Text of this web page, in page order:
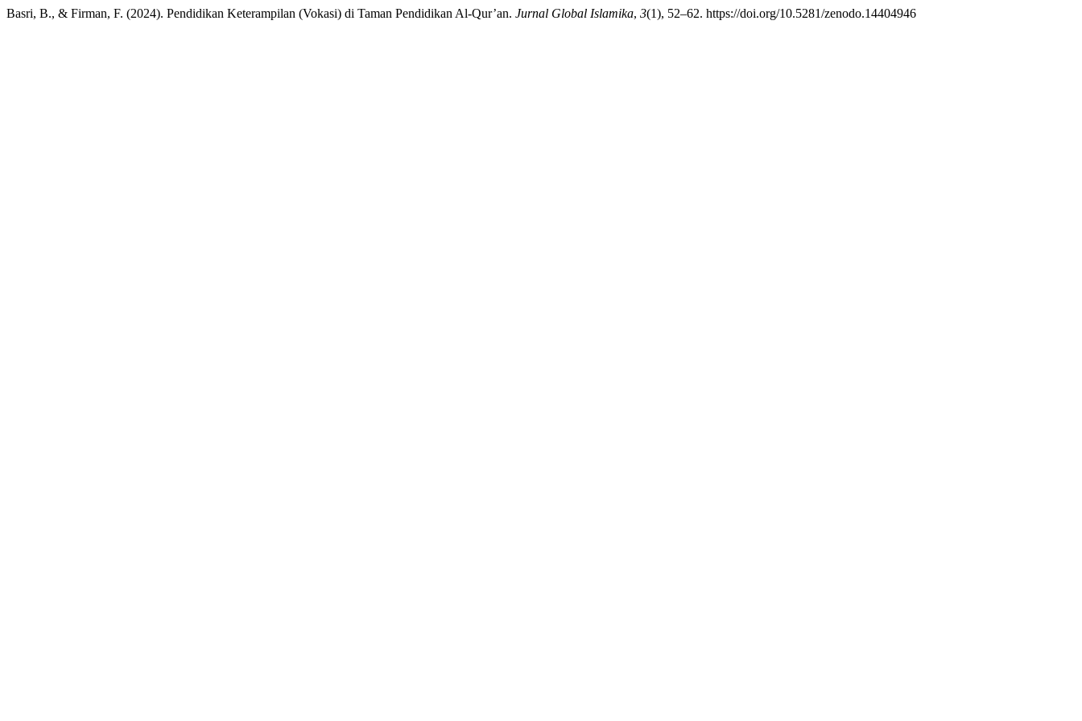
Basri, B., & Firman, F. (2024). Pendidikan Keterampilan (Vokasi) di Taman Pendidikan Al-Qur’an. Jurnal Global Islamika, 3(1), 52–62. https://doi.org/10.5281/zenodo.14404946